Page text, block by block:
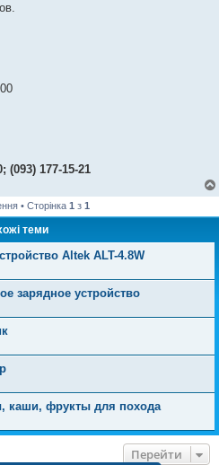
(093) 177-15-21
• Сторінка 1 з 1
теми
Altek ALT-4.8W
зарядное устройство
каши, фрукты для похода
Перейти